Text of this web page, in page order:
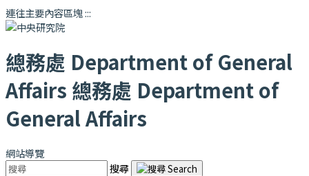
連往主要內容區塊:::
總務處 Department of General
Affairs 總務處 Department of
General Affairs
網站導覽
搜尋